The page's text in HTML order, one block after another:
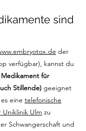
sind
der
verfügbar), kannst du
Medikament für
Stillende) geeignet
eine telefonische
Ulm zu
Schwangerschaft und